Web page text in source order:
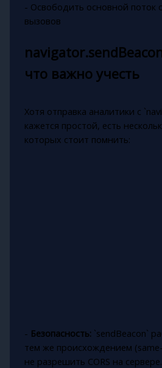
- Освободить основной поток
вызовов
что важно учесть
Хотя отправка аналитики с
кажется простой, есть
которых стоит помнить:
- Безопасность:`sendBeacon`
тем же происхождением
не разрешить CORS на сервере.